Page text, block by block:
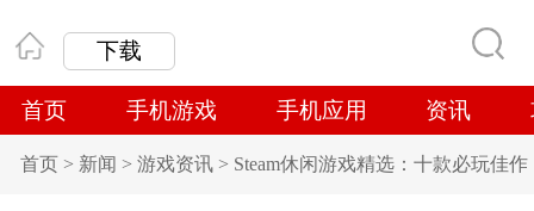
下载
首页 手机游戏 手机应用 资讯
首页 > 新闻 > 游戏资讯 > Steam休闲游戏精选：十款必玩佳作